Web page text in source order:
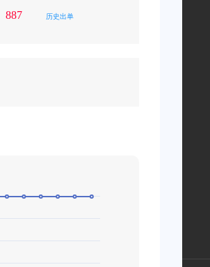
887 历史出单